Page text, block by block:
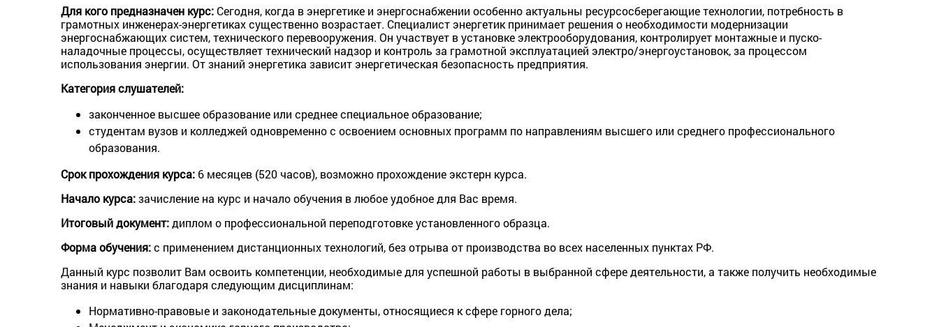
Для кого предназначен курс: Сегодня, когда в энергетике и энергоснабжении особенно актуальны ресурсосберегающие технологии, потребность в
грамотных инженерах-энергетиках существенно возрастает. Специалист энергетик принимает решения о необходимости модернизации
энергоснабжающих систем, технического перевооружения. Он участвует в установке электрооборудования, контролирует монтажные и пуско-
наладочные процессы, осуществляет технический надзор и контроль за грамотной эксплуатацией электро/энергоустановок, за процессом
использования энергии. От знаний энергетика зависит энергетическая безопасность предприятия.
Категория слушателей:
законченное высшее образование или среднее специальное образование;
студентам вузов и колледжей одновременно с освоением основных программ по направлениям высшего или среднего профессионального
образования.
Срок прохождения курса: 6 месяцев (520 часов), возможно прохождение экстерн курса.
Начало курса:зачисление на курс и начало обучения в любое удобное для Вас время.
Итоговый документ:диплом о профессиональной переподготовке установленного образца.
Форма обучения:с применением дистанционных технологий, без отрыва от производства во всех населенных пунктах РФ.
Данный курс позволит Вам освоить компетенции, необходимые для успешной работы в выбранной сфере деятельности, а также получить необходимые
знания и навыки благодаря следующим дисциплинам:
Нормативно-правовые и законодательные документы, относящиеся к сфере горного дела;